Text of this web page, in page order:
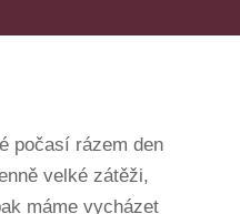
počasí rázem den
velké zátěži,
máme vycházet